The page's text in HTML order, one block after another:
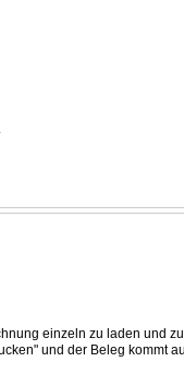
einzeln zu laden und
und der Beleg kommt